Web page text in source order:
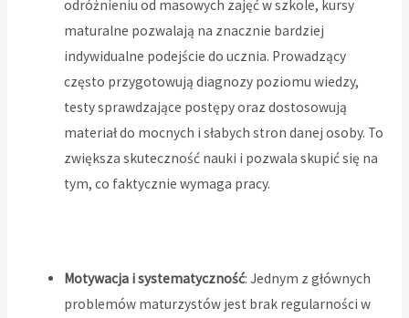
odróżnieniu od masowych zajęć w szkole, kursy
maturalne pozwalają na znacznie bardziej
indywidualne podejście do ucznia. Prowadzący
często przygotowują diagnozy poziomu wiedzy,
testy sprawdzające postępy oraz dostosowują
materiał do mocnych i słabych stron danej osoby. To
zwiększa skuteczność nauki i pozwala skupić się na
tym, co faktycznie wymaga pracy.
Motywacja i systematyczność: Jednym z głównych
problemów maturzystów jest brak regularności w